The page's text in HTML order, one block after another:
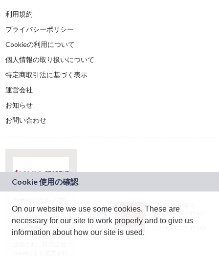
利用規約
プライバシーポリシー
Cookieの利用について
個人情報の取り扱いについて
特定商取引法に基づく表示
運営会社
お知らせ
お問い合わせ
ドコモグループの新
規事業創出プログラ
ム「docomo
STARTUP」を通じて
JASRAC許諾番号：
9024936001Y45037
JASRAC許諾番号：
On our website we use some cookies. These are
necessary for our site to work properly and to give us
information about how our site is used.